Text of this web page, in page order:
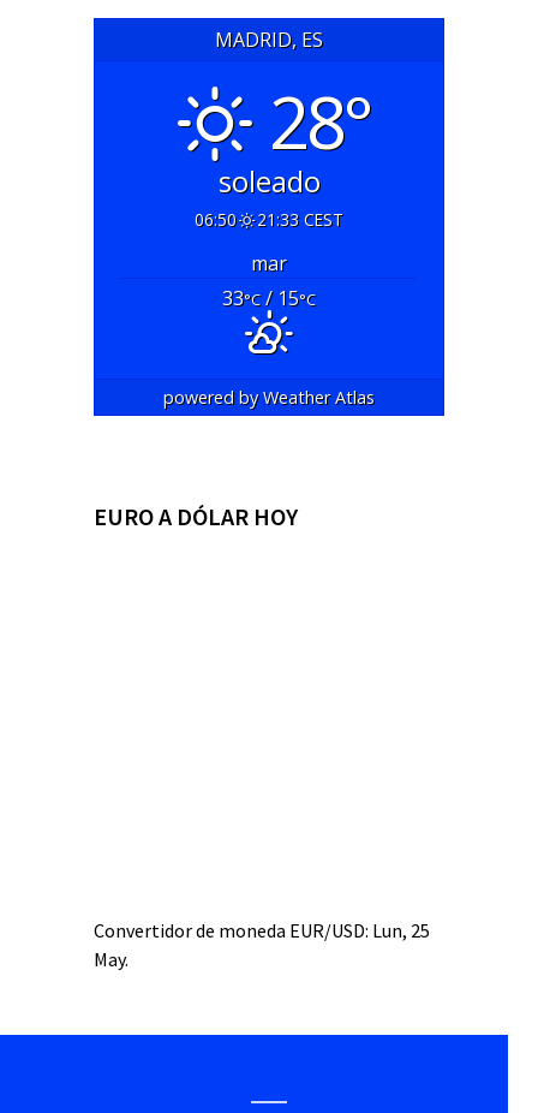
MADRID, ES
28°
soleado
06:50 21:33 CEST
mar
33°C/ 15°C
powered byWeather Atlas
EURO A DÓLAR HOY
Convertidor de moneda EUR/USD: Lun, 25
May.